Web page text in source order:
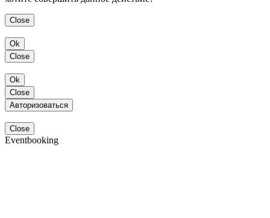
Close
Ok
Close
Ok
Close
Авторизоваться
Close
Eventbooking